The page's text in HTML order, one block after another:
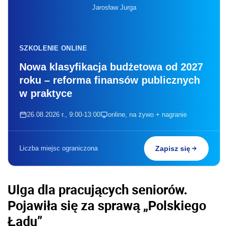
Jarosław Jurga
SZKOLENIE ONLINE
Nowa klasyfikacja budżetowa od 2027
roku – reforma finansów publicznych
w praktyce
26.08.2026 r., 9:00-13:00 online, na żywo + nagranie
Liczba miejsc ograniczona Zapisz się
Ulga dla pracujących seniorów.
Pojawiła się za sprawą „Polskiego
Ładu”